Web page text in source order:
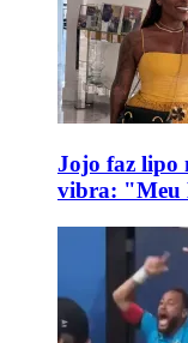
Jojo faz lipo
vibra: "Meu